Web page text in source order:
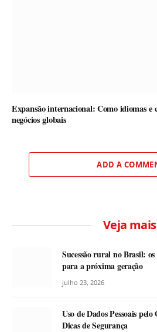
Expansão internacional: Como idiomas
negócios globais
ADD A
Veja
Sucessão rural no Brasil:
para a próxima geração
julho 23, 2026
Uso de Dados Pessoais
Dicas de Segurança